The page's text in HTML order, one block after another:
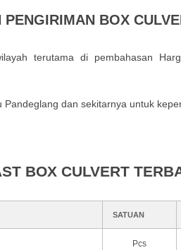
PENGIRIMAN BOX
terutama di pembahasan
dan sekitarnya untuk
BOX CULVERT
SATUAN
Pcs